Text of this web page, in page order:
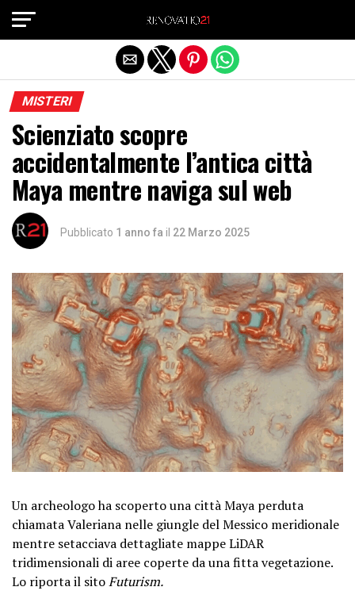
MISTERI
Scienziato scopre
accidentalmente l’antica città
Maya mentre naviga sul web
Pubblicato 1 anno fa il 22 Marzo 2025
Un archeologo ha scoperto una città Maya perduta
chiamata Valeriana nelle giungle del Messico meridionale
mentre setacciava dettagliate mappe LiDAR
tridimensionali di aree coperte da una fitta vegetazione.
Lo riporta il sitoFuturism.
Exit mobile version